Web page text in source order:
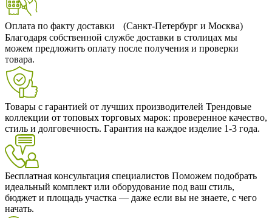
Оплата по факту доставки (Санкт-Петербург и Москва)
Благодаря собственной службе доставки в столицах мы
можем предложить оплату после получения и проверки
товара.
Товары с гарантией от лучших производителей Трендовые
коллекции от топовых торговых марок: проверенное качество,
стиль и долговечность. Гарантия на каждое изделие 1-3 года.
Бесплатная консультация специалистов Поможем подобрать
идеальный комплект или оборудование под ваш стиль,
бюджет и площадь участка — даже если вы не знаете, с чего
начать.